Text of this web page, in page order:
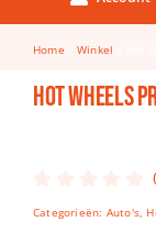
Keuken & Tafelen
Kinderfietsen
Knutselen
Spellen
Home Winkel
Hot Wheels
Categorieën: Auto's,